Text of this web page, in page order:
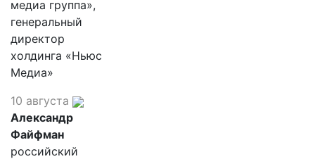
медиа группа»,
генеральный
директор
холдинга «Ньюс
Медиа»
10 августа
Александр
Файфман
российский